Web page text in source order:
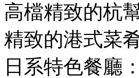
高檔精致的杭
精致的港式菜
日系特色餐廳